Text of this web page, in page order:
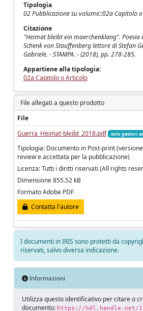
Tipologia
02 Pubblicazione su volume::02a Capitolo
Citazione
"Heimat bleibt ein maerchenklang". Poesia
Schenk von Stauffenberg lettore di Stefan
Gabriele. - STAMPA. - (2018), pp. 278-285.
Appartiene alla tipologia:
02a Capitolo o Articolo
File allegati a questo prodotto
File
Guerra_Heimat-bleibt_2018.pdf
solo gestori
Tipologia: Documento in Post-print
review e accettata per la pubblicazione)
Licenza: Tutti i diritti riservati (All rights
Dimensione 855.52 kB
Formato Adobe PDF
Contatta l'autore
I documenti in IRIS sono protetti da
riservati, salvo diversa indicazione.
Informazioni
Utilizza questo identificativo per citare o
documento: https://hdl.handle.net/